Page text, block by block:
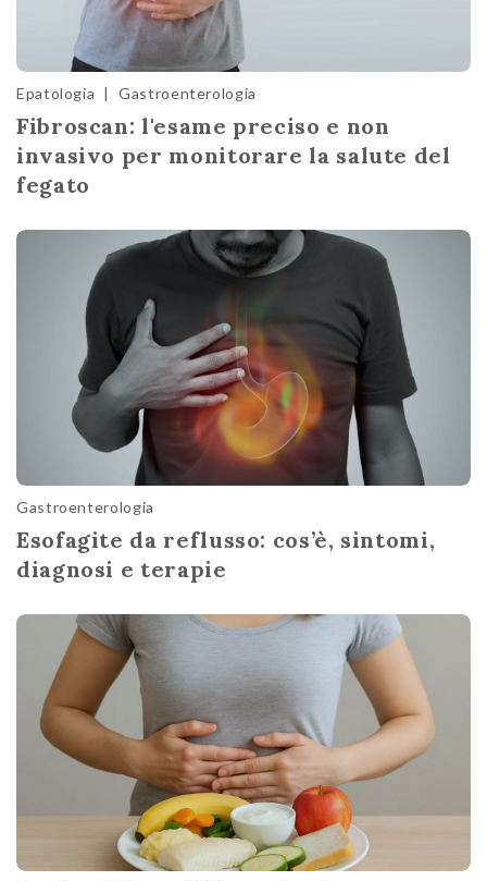
Epatologia | Gastroenterologia
Fibroscan: l'esame preciso e non
invasivo per monitorare la salute del
fegato
Gastroenterologia
Esofagite da reflusso: cos’è, sintomi,
diagnosi e terapie